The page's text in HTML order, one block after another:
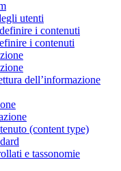
utenti
i contenuti
i contenuti
dell’informazione
(content type)
e tassonomie